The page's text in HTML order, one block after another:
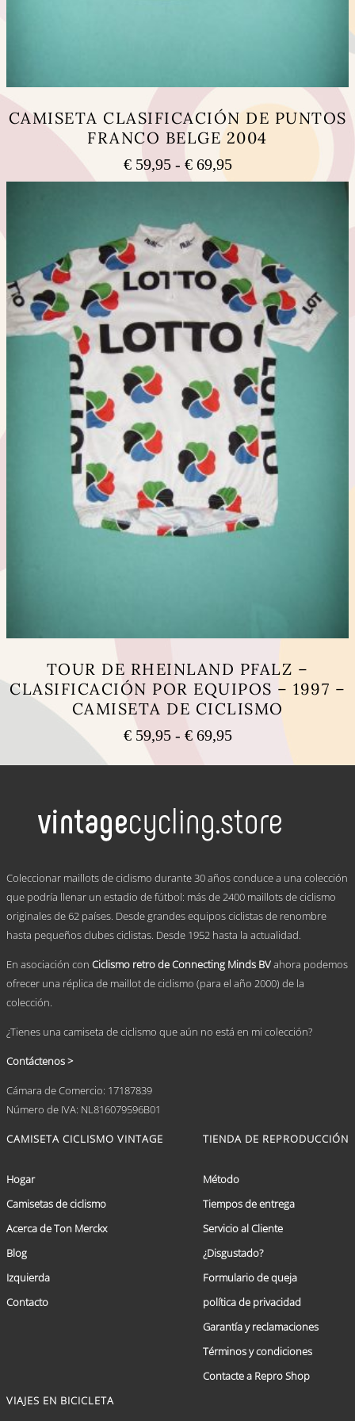
CAMISETA CLASIFICACIÓN DE PUNTOS
FRANCO BELGE 2004
€59,95 - €69,95Rango
de
hasta
€ 69,95
múltiples
variantes.
opciones
se
en
página
producto
TOUR DE RHEINLAND PFALZ –
CLASIFICACIÓN POR EQUIPOS – 1997 –
CAMISETA DE CICLISMO
€59,95 - €69,95Rango
precios:
€ 59,95
hasta
variantes.
opciones
pueden
en
la
página
producto
Coleccionar maillots de ciclismo durante 30 años conduce a una colección
que podría llenar un estadio de fútbol: más de 2400 maillots de ciclismo
originales de 62 países. Desde grandes equipos ciclistas de renombre
hasta pequeños clubes ciclistas. Desde 1952 hasta la actualidad.
En asociación con Ciclismo retro de Connecting Minds BVahora podemos
ofrecer una réplica de maillot de ciclismo (para el año 2000) de la
colección.
¿Tienes una camiseta de ciclismo que aún no está en mi colección?
Contáctenos >
Cámara de Comercio: 17187839
Número de IVA: NL816079596B01
CAMISETA CICLISMO VINTAGE
Hogar
Camisetas de ciclismo
Acerca de Ton Merckx
Blog
Izquierda
Contacto
TIENDA DE REPRODUCCIÓN
Método
Tiempos de entrega
Servicio al Cliente
¿Disgustado?
Formulario de queja
política de privacidad
Garantía y reclamaciones
Términos y condiciones
Contacte a Repro Shop
VIAJES EN BICICLETA